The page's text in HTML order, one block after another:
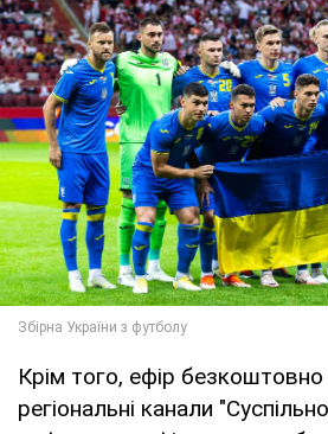
Крім того, ефір
регіональні канали